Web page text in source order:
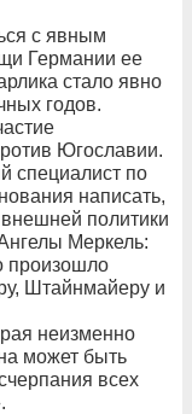
с явным
Германии ее
стало явно
годов.
Югославии.
специалист по
написать,
политики
Меркель:
произошло
Штайнмайеру и
неизменно
может быть
всех